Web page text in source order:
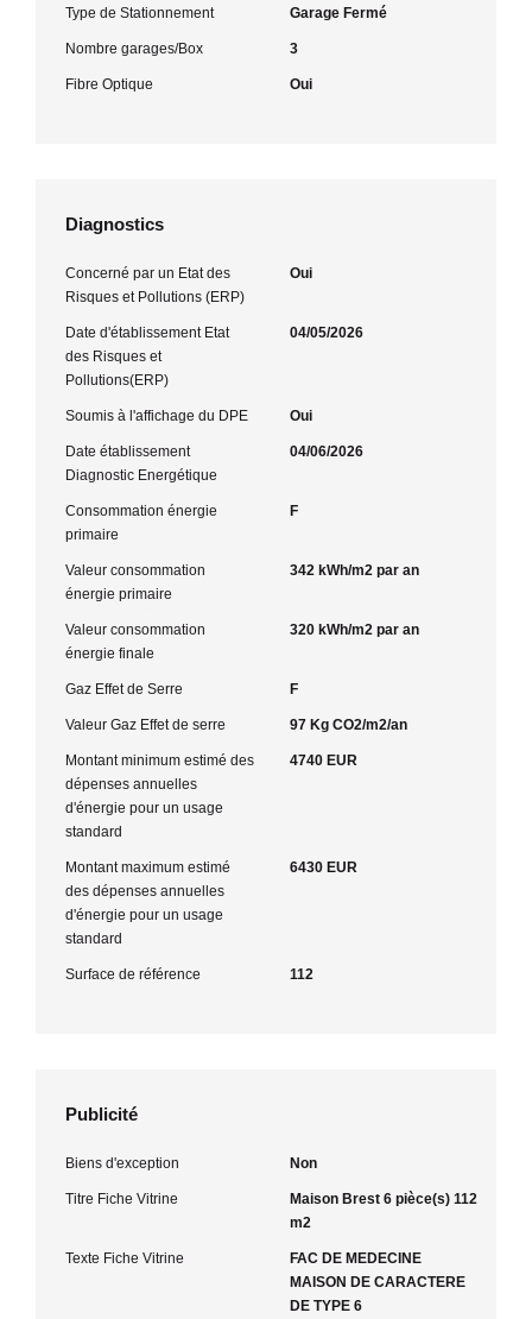
Type de Stationnement Garage Fermé
Nombre garages/Box 3
Fibre Optique Oui
Diagnostics
Concerné par un Etat des
Risques et Pollutions (ERP)
Oui
Date d'établissement Etat
des Risques et
Pollutions(ERP)
04/05/2026
Soumis à l'affichage du DPE Oui
Date établissement
Diagnostic Energétique
04/06/2026
Consommation énergie
primaire
F
Valeur consommation
énergie primaire
342 kWh/m2 par an
Valeur consommation
énergie finale
320 kWh/m2 par an
Gaz Effet de Serre F
Valeur Gaz Effet de serre 97 Kg CO2/m2/an
Montant minimum estimé des
dépenses annuelles
d'énergie pour un usage
standard
4740 EUR
Montant maximum estimé
des dépenses annuelles
d'énergie pour un usage
standard
6430 EUR
Surface de référence 112
Publicité
Biens d'exception Non
Titre Fiche Vitrine
Maison Brest 6 pièce(s) 112
m2
Texte Fiche Vitrine
FAC DE MEDECINE
MAISON DE CARACTERE
DE TYPE 6